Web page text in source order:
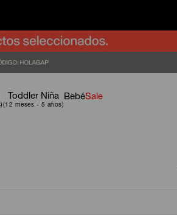
Toddler Niña BebéSale